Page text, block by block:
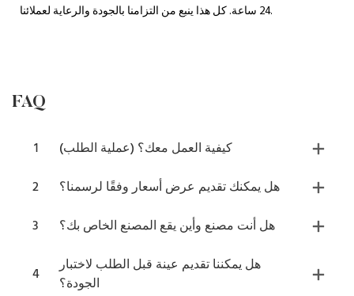
24 ساعة. كل هذا ينبع من التزامنا بالجودة والرعاية لعملائنا.
FAQ
1
كيفية العمل معك؟ (عملية الطلب)
2
هل يمكنك تقديم عرض أسعار وفقًا لرسمنا؟
3
هل أنت مصنع وأين يقع المصنع الخاص بك؟
4
هل يمكننا تقديم عينة قبل الطلب لاختبار
الجودة؟